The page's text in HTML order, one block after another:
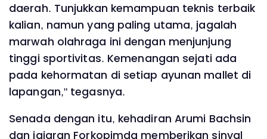
daerah. Tunjukkan kemampuan teknis terbaik
kalian, namun yang paling utama, jagalah
marwah olahraga ini dengan menjunjung
tinggi sportivitas. Kemenangan sejati ada
pada kehormatan di setiap ayunan mallet di
lapangan," tegasnya.
Senada dengan itu, kehadiran Arumi Bachsin
dan jajaran Forkopimda memberikan sinyal